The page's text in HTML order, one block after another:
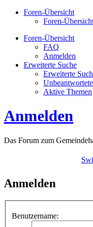
Foren-Übersicht
Foren-
Foren-Übersicht
FAQ
Anmelden
Erweiterte Suche
Erweiterte
Aktive Themen
Anmelden
Das Forum zum
Anmelden
Benutzername: